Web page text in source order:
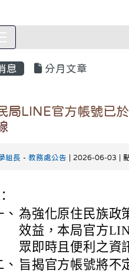
息 分月文章
局LINE官方帳號已
組長 - 教務處公告 | 2026-06-03 |
、 為強化原住民族政
效益，本局官方
眾即時且便利之資
、 旨揭官方帳號將不